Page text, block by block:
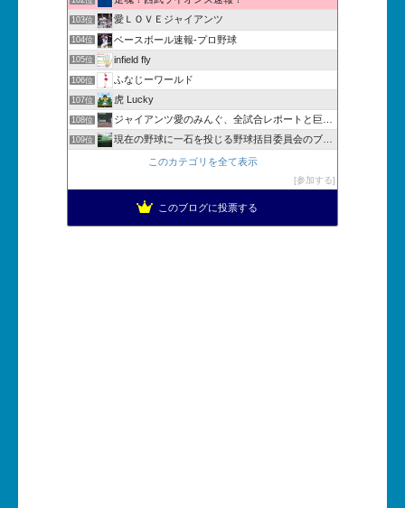
103位 愛ＬＯＶＥジャイアンツ
104位 ベースボール速報-プロ野球
105位 infield fly
106位 ふなじーワールド
107位 虎 Lucky
108位 ジャイアンツ愛のみんぐ、全試合レポートと巨人ブログ
109位 現在の野球に一石を投じる野球括目委員会のブログ
このカテゴリを全て表示
参加する
このブログに投票する